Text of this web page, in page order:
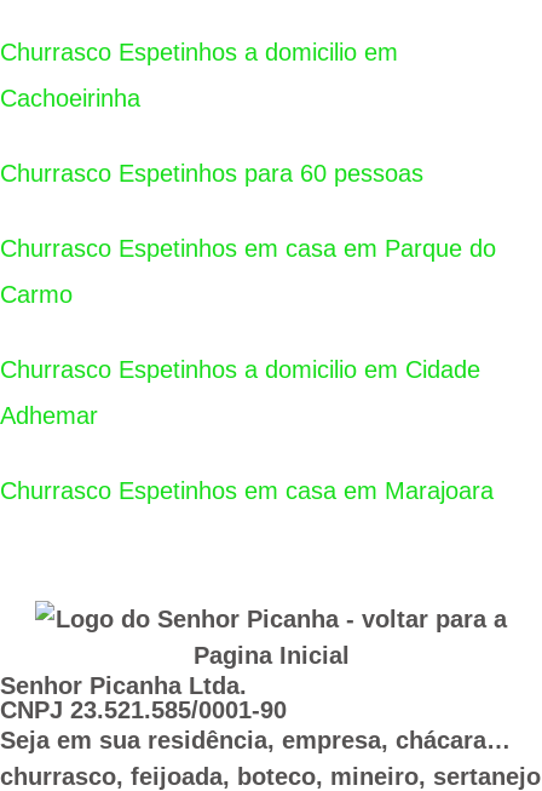
Churrasco Espetinhos a domicilio em
Cachoeirinha
Churrasco Espetinhos para 60 pessoas
Churrasco Espetinhos em casa em Parque do
Carmo
Churrasco Espetinhos a domicilio em Cidade
Adhemar
Churrasco Espetinhos em casa em Marajoara
Senhor Picanha Ltda.
CNPJ 23.521.585/0001-90
Seja em sua residência, empresa, chácara…
churrasco, feijoada, boteco, mineiro, sertanejo